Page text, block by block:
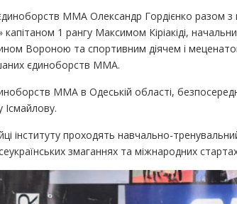
ММА Олександр Гордієнко разом
1 рангу Максимом Кіріакіді,
Вороною та спортивним діячем і
єдиноборств ММА.
ММА в Одеській області,
інституту проходять навчально-
змаганнях та міжнародних